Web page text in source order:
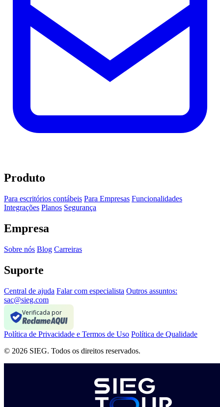
Produto
Para escritórios contábeis Para Empresas Funcionalidades
Integrações Planos Segurança
Empresa
Sobre nós Blog Carreiras
Suporte
Central de ajuda Falar com especialista Outros assuntos:
sac@sieg.com
Verificada por
Política de Privacidade e Termos de Uso Política de Qualidade
© 2026 SIEG. Todos os direitos reservados.